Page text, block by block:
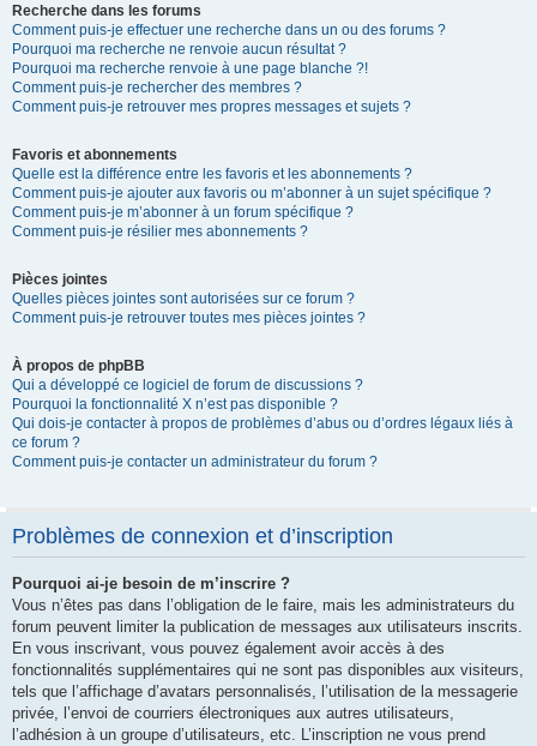
Recherche dans les forums
Comment puis-je effectuer une recherche dans un ou des forums ?
Pourquoi ma recherche ne renvoie aucun résultat ?
Pourquoi ma recherche renvoie à une page blanche ?!
Comment puis-je rechercher des membres ?
Comment puis-je retrouver mes propres messages et sujets ?
Favoris et abonnements
Quelle est la différence entre les favoris et les abonnements ?
Comment puis-je ajouter aux favoris ou m’abonner à un sujet spécifique ?
Comment puis-je m’abonner à un forum spécifique ?
Comment puis-je résilier mes abonnements ?
Pièces jointes
Quelles pièces jointes sont autorisées sur ce forum ?
Comment puis-je retrouver toutes mes pièces jointes ?
À propos de phpBB
Qui a développé ce logiciel de forum de discussions ?
Pourquoi la fonctionnalité X n’est pas disponible ?
Qui dois-je contacter à propos de problèmes d’abus ou d’ordres légaux liés à
ce forum ?
Comment puis-je contacter un administrateur du forum ?
Problèmes de connexion et d’inscription
Pourquoi ai-je besoin de m’inscrire ?
Vous n’êtes pas dans l’obligation de le faire, mais les administrateurs du
forum peuvent limiter la publication de messages aux utilisateurs inscrits.
En vous inscrivant, vous pouvez également avoir accès à des
fonctionnalités supplémentaires qui ne sont pas disponibles aux visiteurs,
tels que l’affichage d’avatars personnalisés, l’utilisation de la messagerie
privée, l’envoi de courriers électroniques aux autres utilisateurs,
l’adhésion à un groupe d’utilisateurs, etc. L’inscription ne vous prend